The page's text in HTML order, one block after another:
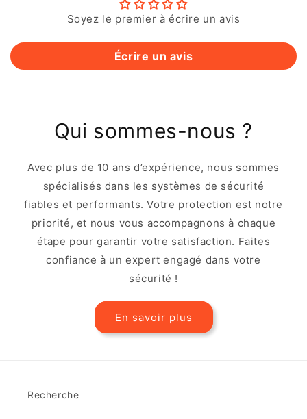
Soyez le premier à écrire un avis
Écrire un avis
Qui sommes-nous ?
Avec plus de 10 ans d’expérience, nous sommes
spécialisés dans les systèmes de sécurité
fiables et performants. Votre protection est notre
priorité, et nous vous accompagnons à chaque
étape pour garantir votre satisfaction. Faites
confiance à un expert engagé dans votre
sécurité !
En savoir plus
Recherche